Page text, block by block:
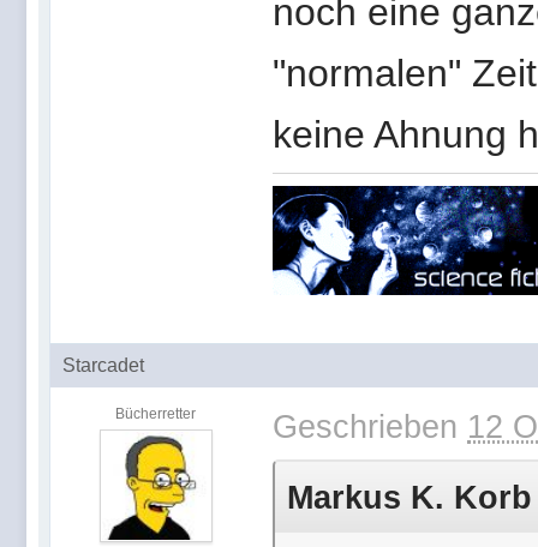
noch eine
"normalen"
keine Ahnung
Starcadet
Bücherretter Geschrieben 12
Markus K.